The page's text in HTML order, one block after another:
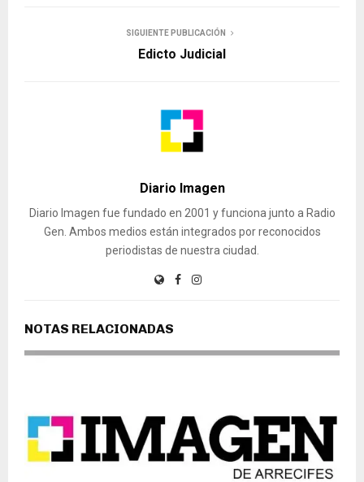
SIGUIENTE PUBLICACIÓN
Edicto Judicial
Diario Imagen
Diario Imagen fue fundado en 2001 y funciona junto a Radio
Gen. Ambos medios están integrados por reconocidos
periodistas de nuestra ciudad.
NOTAS RELACIONADAS